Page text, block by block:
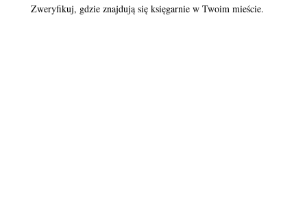
Zweryfikuj, gdzie znajdują się księgarnie w Twoim mieście.